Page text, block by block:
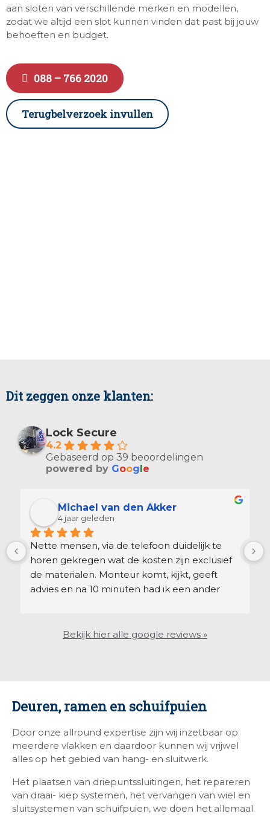
aan sloten van verschillende merken en modellen,
zodat we altijd een slot kunnen vinden dat past bij jouw
behoeften en budget.
088 – 766 2020
Terugbelverzoek invullen
Dit zeggen onze klanten:
Lock Secure
4.2
Gebaseerd op 39 beoordelingen
powered by Google
Michael van den Akker
4 jaar geleden
Nette mensen, via de telefoon duidelijk te
horen gekregen wat de kosten zijn exclusief
de materialen. Monteur komt, kijkt, geeft
advies en na 10 minuten had ik een ander
bedrijf echt aanraden.
Bekijk hier alle google reviews »
Deuren, ramen en schuifpuien
Door onze allround expertise zijn wij inzetbaar op
meerdere vlakken en daardoor kunnen wij vrijwel
alles op het gebied van hang- en sluitwerk.
Het plaatsen van driepuntssluitingen, het repareren
van draai- kiep systemen, het vervangen van wiel en
sluitsystemen van schuifpuien, we doen het allemaal.